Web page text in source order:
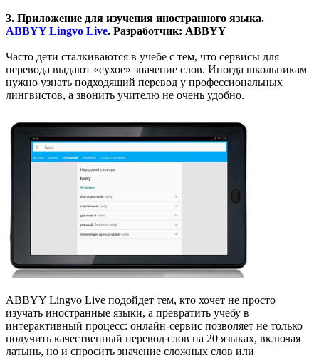
3. Приложение для изучения иностранного языка.
ABBYY Lingvo Live. Разработчик: ABBYY
Часто дети сталкиваются в учебе с тем, что сервисы для
перевода выдают «сухое» значение слов. Иногда школьникам
нужно узнать подходящий перевод у профессиональных
лингвистов, а звонить учителю не очень удобно.
ABBYY Lingvo Live подойдет тем, кто хочет не просто
изучать иностранные языки, а превратить учебу в
интерактивный процесс: онлайн-сервис позволяет не только
получить качественный перевод слов на 20 языках, включая
латынь, но и спросить значение сложных слов или